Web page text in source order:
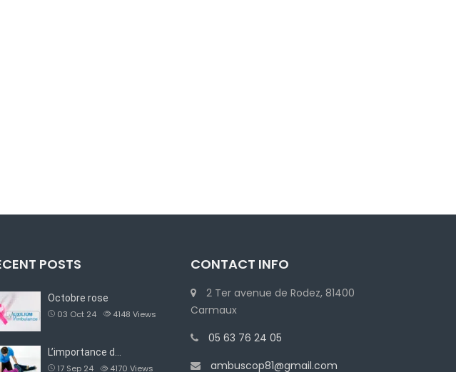
POSTS
Octobre rose
03 Oct 24
4148 Views
L’importance d…
17 Sep 24
4170 Views
CONTACT INFO
2 Ter avenue de Rodez, 81400
Carmaux
05 63 76 24 05
ambuscop81@gmail.com